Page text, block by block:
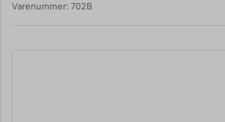
Varenummer: 702B